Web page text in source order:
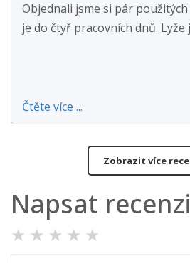
Objednali jsme si pár
je do čtyř pracovních dnů. Lyže
Čtěte více ...
Zobrazit více
Napsat recenzi
★ ★ ★ ★ ★